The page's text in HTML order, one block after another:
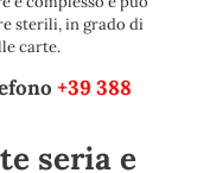
sterili, in grado di
carte.
+39 388
seria e